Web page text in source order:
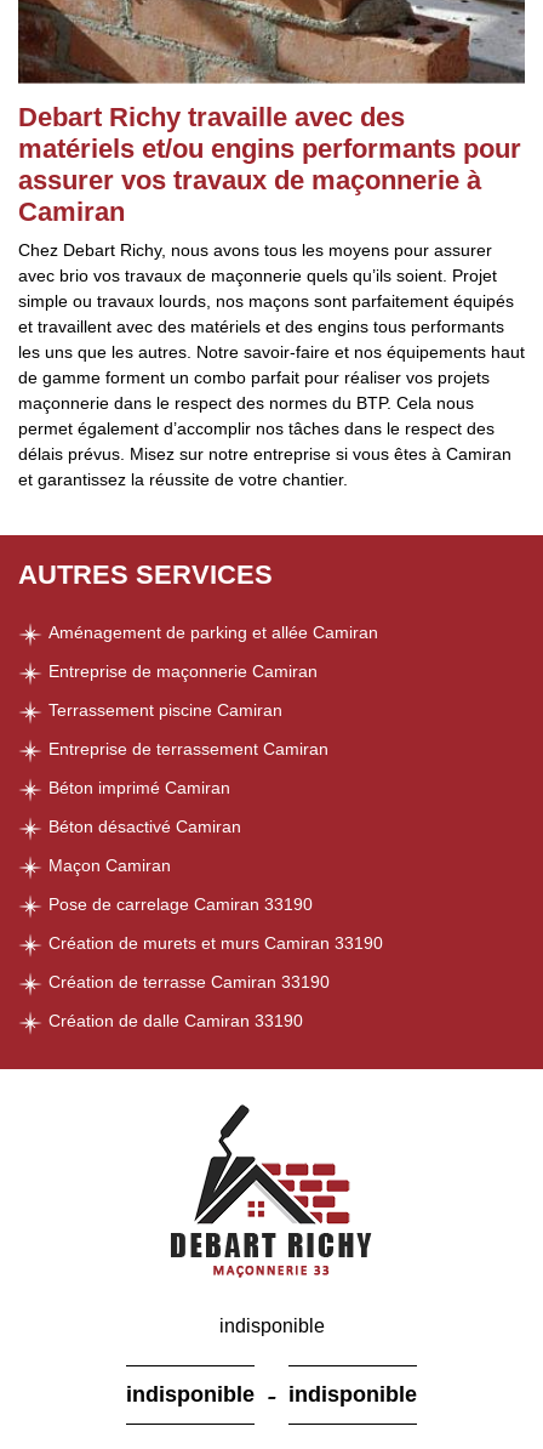
Debart Richy travaille avec des
matériels et/ou engins performants pour
assurer vos travaux de maçonnerie à
Camiran
Chez Debart Richy, nous avons tous les moyens pour assurer
avec brio vos travaux de maçonnerie quels qu’ils soient. Projet
simple ou travaux lourds, nos maçons sont parfaitement équipés
et travaillent avec des matériels et des engins tous performants
les uns que les autres. Notre savoir-faire et nos équipements haut
de gamme forment un combo parfait pour réaliser vos projets
maçonnerie dans le respect des normes du BTP. Cela nous
permet également d’accomplir nos tâches dans le respect des
délais prévus. Misez sur notre entreprise si vous êtes à Camiran
et garantissez la réussite de votre chantier.
AUTRES SERVICES
Aménagement de parking et allée Camiran
Entreprise de maçonnerie Camiran
Terrassement piscine Camiran
Entreprise de terrassement Camiran
Béton imprimé Camiran
Béton désactivé Camiran
Maçon Camiran
Pose de carrelage Camiran 33190
Création de murets et murs Camiran 33190
Création de terrasse Camiran 33190
Création de dalle Camiran 33190
indisponible
indisponible - indisponible